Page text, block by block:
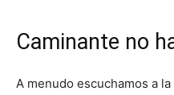
Caminante no
A menudo escuchamos a